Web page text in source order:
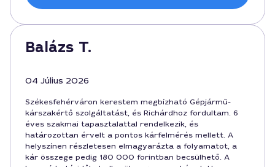
Balázs T.
04 Július 2026
Székesfehérváron kerestem megbízható Gépjármű-
kárszakértő szolgáltatást, és Richárdhoz fordultam. 6
éves szakmai tapasztalattal rendelkezik, és
határozottan érvelt a pontos kárfelmérés mellett. A
helyszínen részletesen elmagyarázta a folyamatot, a
kár összege pedig 180 000 forintban becsülhető. A